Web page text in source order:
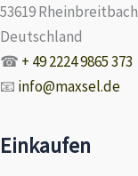
53619 Rheinbreitbach
Deutschland
☎ + 49 2224 9865 373
📧 info@maxsel.de
Einkaufen